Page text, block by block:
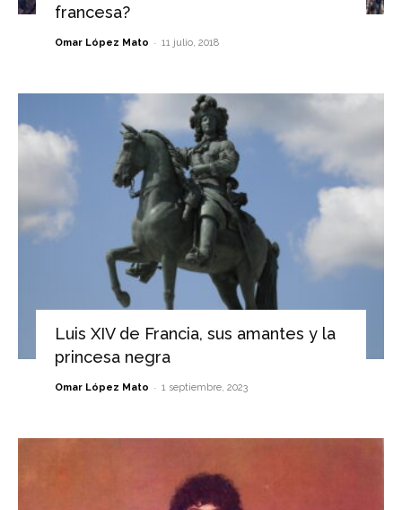
francesa?
Omar López Mato - 11 julio, 2018
Luis XIV de Francia, sus amantes y la
princesa negra
Omar López Mato - 1 septiembre, 2023